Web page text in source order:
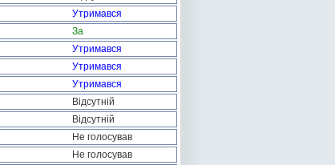
Утримався
За
Утримався
Утримався
Утримався
Відсутній
Відсутній
Не голосував
Не голосував